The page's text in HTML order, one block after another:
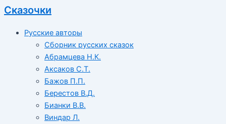
Сказочки
Русские авторы
Сборник русских сказок
Абрамцева Н.К.
Аксаков С.Т.
Бажов П.П.
Берестов В.Д.
Бианки В.В.
Виндар Л.